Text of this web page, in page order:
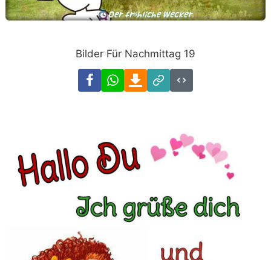
Bilder Für Nachmittag 19
FacebookWhatsAppDownload
Link
Code